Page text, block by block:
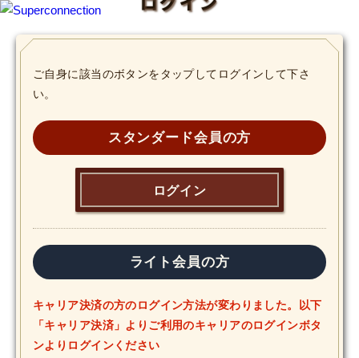
ご自身に該当のボタンをタップしてログインして下さ
い。
スタンダード会員の方
ログイン
ライト会員の方
キャリア決済の方のログイン方法が変わりました。以下
「キャリア決済」よりご利用のキャリアのログインボタ
ンよりログインください
INFO
SHIHO’s DIARY
STAFF DIARY
SHIHO’s VOICE
We Spy!
SPECIAL
#Throwback